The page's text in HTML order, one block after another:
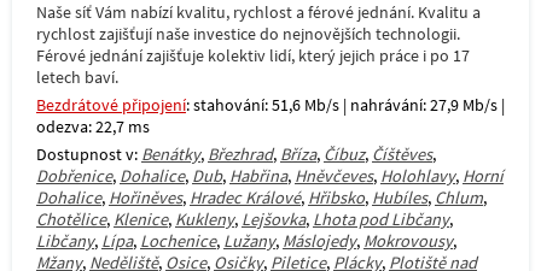
Naše síť Vám nabízí kvalitu, rychlost a férové jednání. Kvalitu a
rychlost zajišťují naše investice do nejnovějších technologii.
Férové jednání zajišťuje kolektiv lidí, který jejich práce i po 17
letech baví.
Bezdrátové připojení: stahování: 51,6 Mb/s | nahrávání: 27,9 Mb/s |
odezva: 22,7 ms
Dostupnost v: Benátky, Březhrad, Bříza, Číbuz, Číštěves,
Dobřenice, Dohalice, Dub, Habřina, Hněvčeves, Holohlavy, Horní
Dohalice, Hořiněves, Hradec Králové, Hřibsko, Hubíles, Chlum,
Chotělice, Klenice, Kukleny, Lejšovka, Lhota pod Libčany,
Libčany, Lípa, Lochenice, Lužany, Máslojedy, Mokrovousy,
Mžany, Neděliště, Osice, Osičky, Piletice, Plácky, Plotiště nad